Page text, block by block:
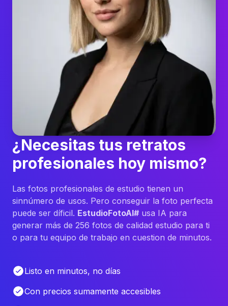
¿Necesitas tus retratos
profesionales hoy mismo?
Las fotos profesionales de estudio tienen un
sinnúmero de usos. Pero conseguir la foto perfecta
puede ser díficil. EstudioFotoAI# usa IA para
generar más de 256 fotos de calidad estudio para ti
o para tu equipo de trabajo en cuestion de minutos.
Listo en minutos, no días
Con precios sumamente accesibles